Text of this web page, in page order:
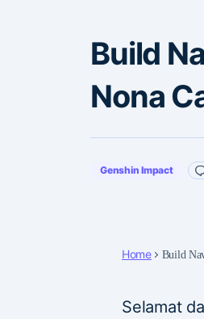
Build
Nona
Genshin Impact
Home Build
Selamat